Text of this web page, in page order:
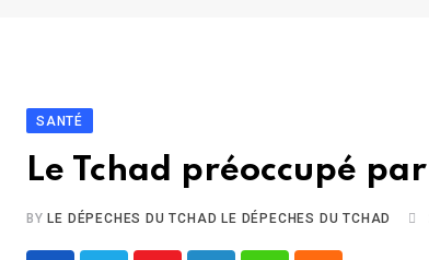
SANTÉ
Le Tchad préoccupé
BY LE DÉPECHES DU TCHAD LE DÉPECHES DU TCHAD